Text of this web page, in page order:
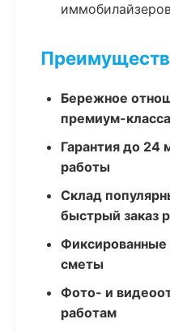
Бережное
премиум-класса
Гарантия до 24
работы
Склад
быстрый заказ
сметы
Фото- и
работам